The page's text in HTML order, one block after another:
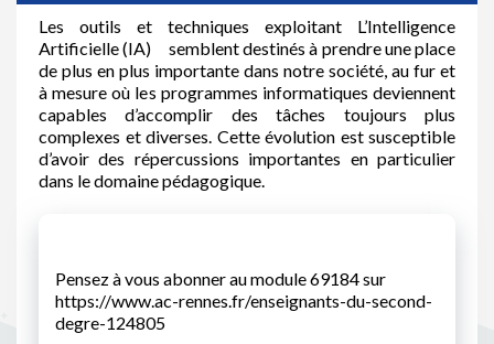
Les outils et techniques exploitant L’Intelligence
Artificielle (IA) semblent destinés à prendre une place
de plus en plus importante dans notre société, au fur et
à mesure où les programmes informatiques deviennent
capables d’accomplir des tâches toujours plus
complexes et diverses. Cette évolution est susceptible
d’avoir des répercussions importantes en particulier
dans le domaine pédagogique.
Pensez à vous abonner au module 69184 sur
https://www.ac-rennes.fr/enseignants-du-second-
degre-124805